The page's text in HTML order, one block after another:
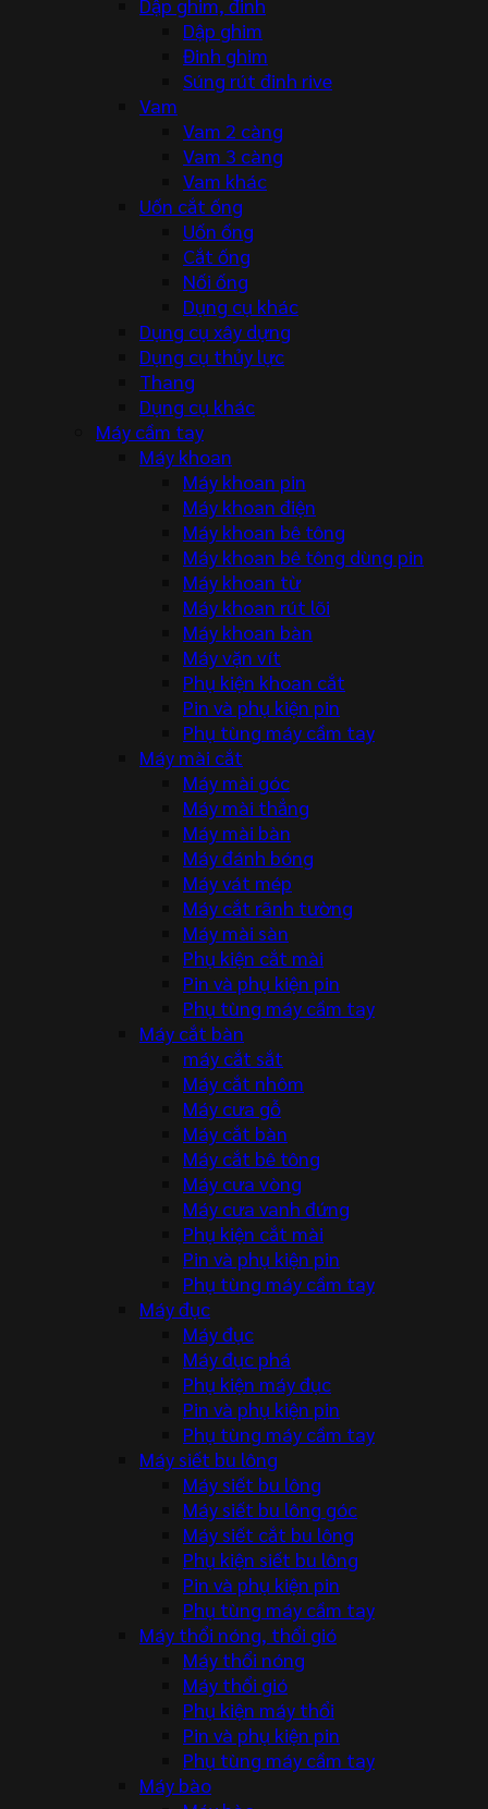
Dập ghim
Đinh ghim
Súng rút đinh rive
Vam
Vam 2 càng
Vam 3 càng
Vam khác
Uốn cắt ống
Uốn ống
Cắt ống
Nối ống
Dụng cụ khác
Dụng cụ xây dựng
Dụng cụ thủy lực
Thang
Dụng cụ khác
Máy cầm tay
Máy khoan
Máy khoan pin
Máy khoan điện
Máy khoan bê tông
Máy khoan bê tông dùng pin
Máy khoan từ
Máy khoan rút lõi
Máy khoan bàn
Máy vặn vít
Phụ kiện khoan cắt
Pin và phụ kiện pin
Phụ tùng máy cầm tay
Máy mài cắt
Máy mài góc
Máy mài thẳng
Máy mài bàn
Máy đánh bóng
Máy vát mép
Máy cắt rãnh tường
Máy mài sàn
Phụ kiện cắt mài
Pin và phụ kiện pin
Phụ tùng máy cầm tay
Máy cắt bàn
máy cắt sắt
Máy cắt nhôm
Máy cưa gỗ
Máy cắt bàn
Máy cắt bê tông
Máy cưa vòng
Máy cưa vanh đứng
Phụ kiện cắt mài
Pin và phụ kiện pin
Phụ tùng máy cầm tay
Máy đục
Máy đục
Máy đục phá
Phụ kiện máy đục
Pin và phụ kiện pin
Phụ tùng máy cầm tay
Máy siết bu lông
Máy siết bu lông
Máy siết bu lông góc
Máy siết cắt bu lông
Phụ kiện siết bu lông
Pin và phụ kiện pin
Phụ tùng máy cầm tay
Máy thổi nóng, thổi gió
Máy thổi nóng
Máy thổi gió
Phụ kiện máy thổi
Pin và phụ kiện pin
Phụ tùng máy cầm tay
Máy bào